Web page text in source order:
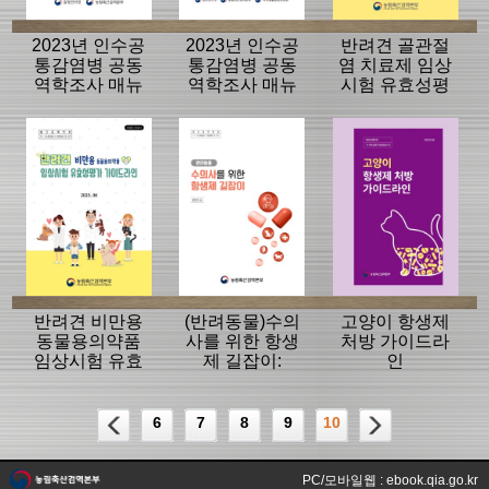
2023년 인수공
통감염병 공동
역학조사 매뉴
(병))
2023년 인수공
통감염병 공동
역학조사 매뉴
핵)
반려견 골관절
염 치료제 임상
시험 유효성평
반려견 비만용
동물용의약품
임상시험 유효
(반려동물)수의
사를 위한 항생
제 길잡이:
고양이 항생제
처방 가이드라
인
6 7 8 9 10
PC/모바일웹 : ebook.qia.go.kr